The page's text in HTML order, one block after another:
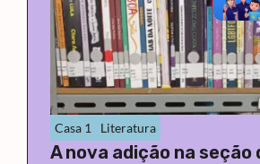
Casa 1 Literatura
A nova adição na seção